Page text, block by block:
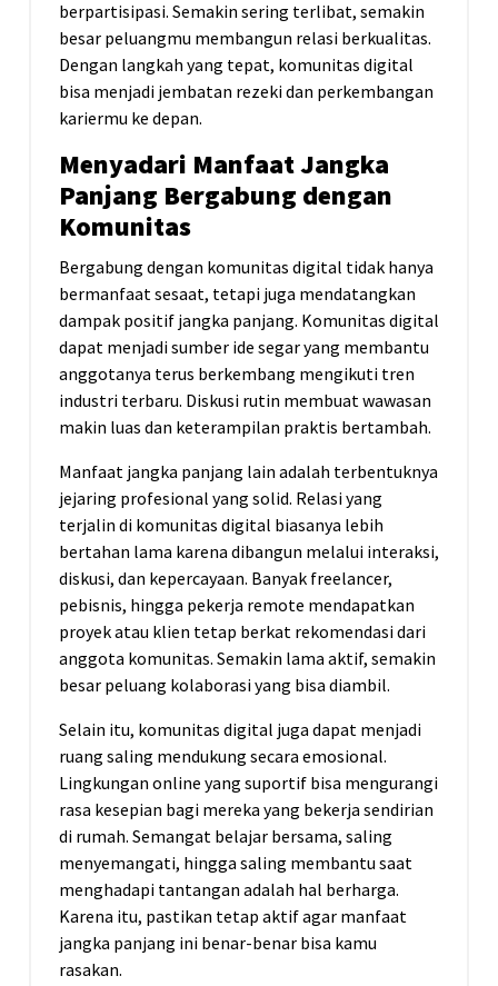
berpartisipasi. Semakin sering terlibat, semakin
besar peluangmu membangun relasi berkualitas.
Dengan langkah yang tepat, komunitas digital
bisa menjadi jembatan rezeki dan perkembangan
kariermu ke depan.
Menyadari Manfaat Jangka
Panjang Bergabung dengan
Komunitas
Bergabung dengan komunitas digital tidak hanya
bermanfaat sesaat, tetapi juga mendatangkan
dampak positif jangka panjang. Komunitas digital
dapat menjadi sumber ide segar yang membantu
anggotanya terus berkembang mengikuti tren
industri terbaru. Diskusi rutin membuat wawasan
makin luas dan keterampilan praktis bertambah.
Manfaat jangka panjang lain adalah terbentuknya
jejaring profesional yang solid. Relasi yang
terjalin di komunitas digital biasanya lebih
bertahan lama karena dibangun melalui interaksi,
diskusi, dan kepercayaan. Banyak freelancer,
pebisnis, hingga pekerja remote mendapatkan
proyek atau klien tetap berkat rekomendasi dari
anggota komunitas. Semakin lama aktif, semakin
besar peluang kolaborasi yang bisa diambil.
Selain itu, komunitas digital juga dapat menjadi
ruang saling mendukung secara emosional.
Lingkungan online yang suportif bisa mengurangi
rasa kesepian bagi mereka yang bekerja sendirian
di rumah. Semangat belajar bersama, saling
menyemangati, hingga saling membantu saat
menghadapi tantangan adalah hal berharga.
Karena itu, pastikan tetap aktif agar manfaat
jangka panjang ini benar-benar bisa kamu
rasakan.